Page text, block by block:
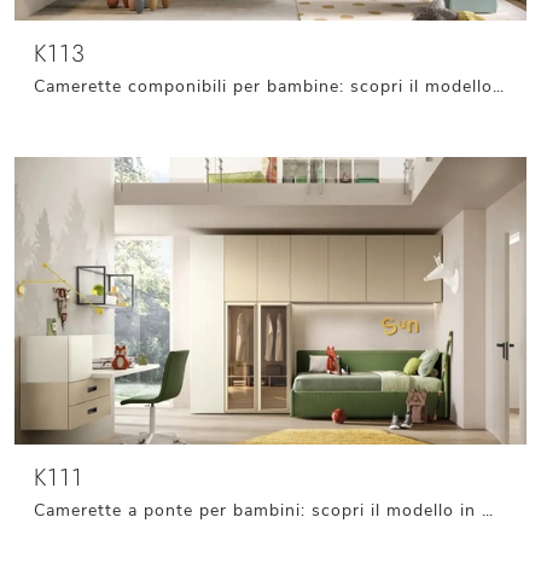
K113
Camerette componibili per bambine: scopri il modello in melaminico K113 di Moretti Compact Camerette per stanzette moderne.
K111
Camerette a ponte per bambini: scopri il modello in melaminico K111 di Moretti Compact Camerette per stanzette moderne.